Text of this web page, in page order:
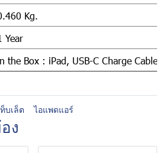
Kg.
Year
the Box : iPad, USB-C Charge Cable,
บเล็ต ไอแพดแอร์
ง